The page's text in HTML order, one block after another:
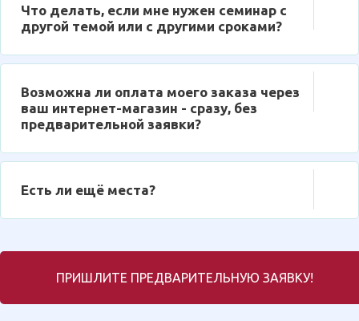
Что делать, если мне нужен семинар с
другой темой или с другими сроками?
Возможна ли оплата моего заказа через
ваш интернет-магазин - сразу, без
предварительной заявки?
Есть ли ещё места?
ПРИШЛИТЕ ПРЕДВАРИТЕЛЬНУЮ ЗАЯВКУ!